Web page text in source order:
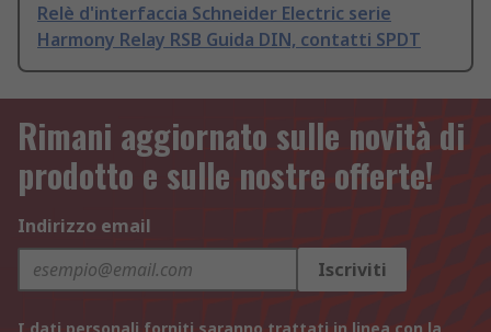
Relè d'interfaccia Schneider Electric serie
Harmony Relay RSB Guida DIN, contatti SPDT
Rimani aggiornato sulle novità di
prodotto e sulle nostre offerte!
Indirizzo email
Iscriviti